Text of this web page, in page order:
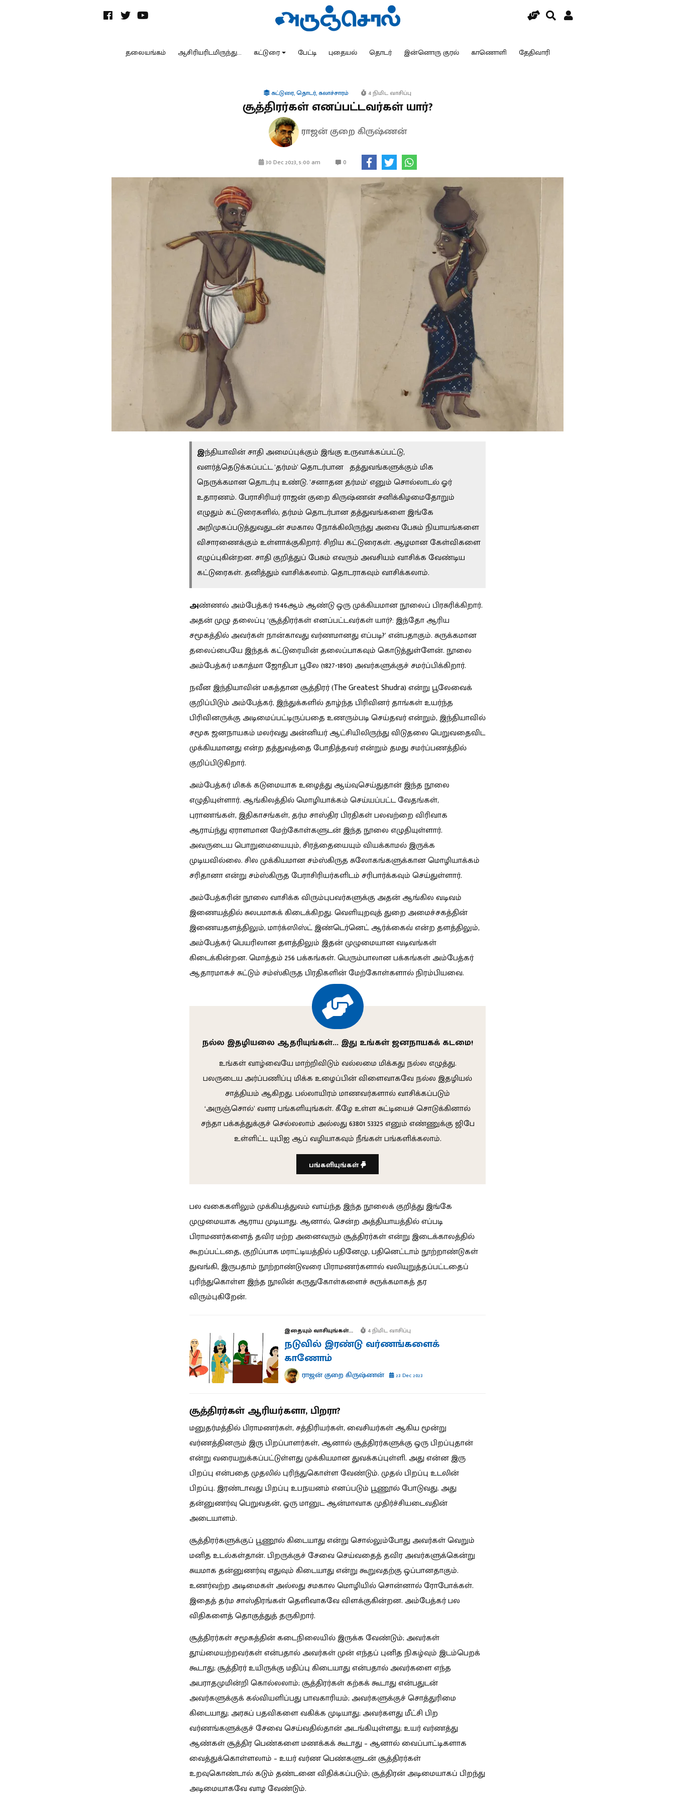
தலையங்கம் ஆசிரியரிடமிருந்து... கட்டுரை பேட்டி புதையல் தொடர் இன்னொரு குரல் காணொளி தேதிவாரி
கட்டுரை,தொடர்,கலாச்சாரம் 4 நிமிட வாசிப்பு
சூத்திரர்கள் எனப்பட்டவர்கள் யார்?
ராஜன் குறை கிருஷ்ணன்
30 Dec 2023, 5:00 am 0
இந்தியாவின் சாதி அமைப்புக்கும் இங்கு உருவாக்கப்பட்டு,
வளர்த்தெடுக்கப்பட்ட 'தர்மம்' தொடர்பான தத்துவங்களுக்கும் மிக
நெருக்கமான தொடர்பு உண்டு. 'சனாதன தர்மம்' எனும் சொல்லாடல் ஓர்
உதாரணம். பேராசிரியர் ராஜன் குறை கிருஷ்ணன் சனிக்கிழமைதோறும்
எழுதும் கட்டுரைகளில், தர்மம் தொடர்பான தத்துவங்களை இங்கே
அறிமுகப்படுத்துவதுடன் சமகால நோக்கிலிருந்து அவை பேசும் நியாயங்களை
விசாரணைக்கும் உள்ளாக்குகிறார். சிறிய கட்டுரைகள். ஆழமான கேள்விகளை
எழுப்புகின்றன. சாதி குறித்துப் பேசும் எவரும் அவசியம் வாசிக்க வேண்டிய
கட்டுரைகள். தனித்தும் வாசிக்கலாம். தொடராகவும் வாசிக்கலாம்.
அண்ணல் அம்பேத்கர் 1946ஆம் ஆண்டு ஒரு முக்கியமான நூலைப் பிரசுரிக்கிறார்.
அதன் முழு தலைப்பு ‘சூத்திரர்கள் எனப்பட்டவர்கள் யார்?: இந்தோ ஆரிய
சமூகத்தில் அவர்கள் நான்காவது வர்ணமானது எப்படி?’ என்பதாகும். சுருக்கமான
தலைப்பையே இந்தக் கட்டுரையின் தலைப்பாகவும் கொடுத்துள்ளேன். நூலை
அம்பேத்கர் மகாத்மா ஜோதிபா பூலே (1827-1890) அவர்களுக்குச் சமர்ப்பிக்கிறார்.
நவீன இந்தியாவின் மகத்தான சூத்திரர் (The Greatest Shudra) என்று பூலேவைக்
குறிப்பிடும் அம்பேத்கர், இந்துக்களில் தாழ்ந்த பிரிவினர் தாங்கள் உயர்ந்த
பிரிவினருக்கு அடிமைப்பட்டிருப்பதை உணரும்படி செய்தவர் என்றும், இந்தியாவில்
சமூக ஜனநாயகம் மலர்வது அன்னியர் ஆட்சியிலிருந்து விடுதலை பெறுவதைவிட
முக்கியமானது என்ற தத்துவத்தை போதித்தவர் என்றும் தமது சமர்ப்பணத்தில்
குறிப்பிடுகிறார்.
அம்பேத்கர் மிகக் கடுமையாக உழைத்து ஆய்வுசெய்துதான் இந்த நூலை
எழுதியுள்ளார். ஆங்கிலத்தில் மொழியாக்கம் செய்யப்பட்ட வேதங்கள்,
புராணங்கள், இதிகாசங்கள், தர்ம சாஸ்திர பிரதிகள் பலவற்றை விரிவாக
ஆராய்ந்து ஏராளமான மேற்கோள்களுடன் இந்த நூலை எழுதியுள்ளார்.
அவருடைய பொறுமையையும், சிரத்தையையும் வியக்காமல் இருக்க
முடியவில்லை. சில முக்கியமான சம்ஸ்கிருத சுலோகங்களுக்கான மொழியாக்கம்
சரிதானா என்று சம்ஸ்கிருத பேராசிரியர்களிடம் சரிபார்க்கவும் செய்துள்ளார்.
அம்பேத்கரின் நூலை வாசிக்க விரும்புபவர்களுக்கு அதன் ஆங்கில வடிவம்
இணையத்தில் சுலபமாகக் கிடைக்கிறது. வெளியுறவுத் துறை அமைச்சகத்தின்
இணையதளத்திலும், மார்க்ஸிஸ்ட் இண்டெர்னெட் ஆர்க்கைவ் என்ற தளத்திலும்,
அம்பேத்கர் பெயரிலான தளத்திலும் இதன் முழுமையான வடிவங்கள்
கிடைக்கின்றன. மொத்தம் 256 பக்கங்கள். பெரும்பாலான பக்கங்கள் அம்பேத்கர்
ஆதாரமாகச் சுட்டும் சம்ஸ்கிருத பிரதிகளின் மேற்கோள்களால் நிரம்பியவை.
நல்ல இதழியலை ஆதரியுங்கள்… இது உங்கள் ஜனநாயகக் கடமை!
உங்கள் வாழ்வையே மாற்றிவிடும் வல்லமை மிக்கது நல்ல எழுத்து.
பலருடைய அர்ப்பணிப்பு மிக்க உழைப்பின் விளைவாகவே நல்ல இதழியல்
சாத்தியம் ஆகிறது. பல்லாயிரம் மாணவர்களால் வாசிக்கப்படும்
‘அருஞ்சொல்’ வளர பங்களியுங்கள். கீழே உள்ள சுட்டியைச் சொடுக்கினால்
சந்தா பக்கத்துக்குச் செல்லலாம் அல்லது 63801 53325 எனும் எண்ணுக்கு ஜிபே
உள்ளிட்ட யுபிஐ ஆப் வழியாகவும் நீங்கள் பங்களிக்கலாம்.
பங்களியுங்கள்
பல வகைகளிலும் முக்கியத்துவம் வாய்ந்த இந்த நூலைக் குறித்து இங்கே
முழுமையாக ஆராய முடியாது. ஆனால், சென்ற அத்தியாயத்தில் எப்படி
பிராமணர்களைத் தவிர மற்ற அனைவரும் சூத்திரர்கள் என்று இடைக்காலத்தில்
கூறப்பட்டதை, குறிப்பாக மராட்டியத்தில் பதினேழு, பதினெட்டாம் நூற்றாண்டுகள்
துவங்கி, இருபதாம் நூற்றாண்டுவரை பிராமணர்களால் வலியுறுத்தப்பட்டதைப்
புரிந்துகொள்ள இந்த நூலின் கருதுகோள்களைச் சுருக்கமாகத் தர
விரும்புகிறேன்.
இதையும் வாசியுங்கள்... 4 நிமிட வாசிப்பு
நடுவில் இரண்டு வர்ணங்களைக்
காணோம்
ராஜன் குறை கிருஷ்ணன் 23 Dec 2023
சூத்திரர்கள் ஆரியர்களா, பிறரா?
மனுதர்மத்தில் பிராமணர்கள், சத்திரியர்கள், வைசியர்கள் ஆகிய மூன்று
வர்ணத்தினரும் இரு பிறப்பாளர்கள், ஆனால் சூத்திரர்களுக்கு ஒரு பிறப்புதான்
என்று வரையறுக்கப்பட்டுள்ளது முக்கியமான துவக்கப்புள்ளி. அது என்ன இரு
பிறப்பு என்பதை முதலில் புரிந்துகொள்ள வேண்டும். முதல் பிறப்பு உடலின்
பிறப்பு. இரண்டாவது பிறப்பு உபநயனம் எனப்படும் பூணூல் போடுவது. அது
தன்னுணர்வு பெறுவதன், ஒரு மானுட ஆன்மாவாக முதிர்ச்சியடைவதின்
அடையாளம்.
சூத்திரர்களுக்குப் பூணூல் கிடையாது என்று சொல்லும்போது அவர்கள் வெறும்
மனித உடல்கள்தான். பிறருக்குச் சேவை செய்வதைத் தவிர அவர்களுக்கென்று
சுயமாக தன்னுணர்வு எதுவும் கிடையாது என்று கூறுவதற்கு ஒப்பானதாகும்.
உணர்வற்ற அடிமைகள் அல்லது சமகால மொழியில் சொன்னால் ரோபோக்கள்.
இதைத் தர்ம சாஸ்திரங்கள் தெளிவாகவே விளக்குகின்றன. அம்பேத்கர் பல
விதிகளைத் தொகுத்துத் தருகிறார்.
சூத்திரர்கள் சமூகத்தின் கடைநிலையில் இருக்க வேண்டும்; அவர்கள்
தூய்மையற்றவர்கள் என்பதால் அவர்கள் முன் எந்தப் புனித நிகழ்வும் இடம்பெறக்
கூடாது; சூத்திரர் உயிருக்கு மதிப்பு கிடையாது என்பதால் அவர்களை எந்த
அபராதமுமின்றி கொல்லலாம்; சூத்திரர்கள் கற்கக் கூடாது என்பதுடன்
அவர்களுக்குக் கல்வியளிப்பது பாவகாரியம்; அவர்களுக்குச் சொத்துரிமை
கிடையாது; அரசுப் பதவிகளை வகிக்க முடியாது; அவர்களது மீட்சி பிற
வர்ணங்களுக்குச் சேவை செய்வதில்தான் அடங்கியுள்ளது; உயர் வர்ணத்து
ஆண்கள் சூத்திர பெண்களை மணக்கக் கூடாது – ஆனால் வைப்பாட்டிகளாக
வைத்துக்கொள்ளலாம் – உயர் வர்ண பெண்களுடன் சூத்திரர்கள்
உறவுகொண்டால் கடும் தண்டனை விதிக்கப்படும்; சூத்திரன் அடிமையாகப் பிறந்து
அடிமையாகவே வாழ வேண்டும்.